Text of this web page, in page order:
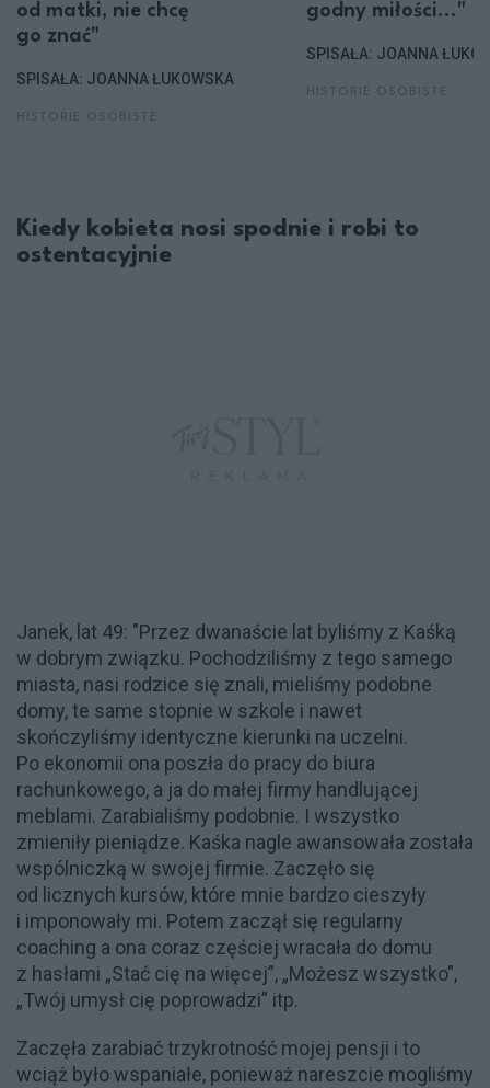
od matki, nie chcę
go znać"
SPISAŁA: JOANNA ŁUKOWSKA
godny miłości..."
SPISAŁA: JOANNA
Kiedy kobieta nosi spodnie i robi to
ostentacyjnie
Janek, lat 49: "Przez dwanaście lat byliśmy z Kaśką
w dobrym związku. Pochodziliśmy z tego samego
miasta, nasi rodzice się znali, mieliśmy podobne
domy, te same stopnie w szkole i nawet
skończyliśmy identyczne kierunki na uczelni.
Po ekonomii ona poszła do pracy do biura
rachunkowego, a ja do małej firmy handlującej
meblami. Zarabialiśmy podobnie. I wszystko
zmieniły pieniądze. Kaśka nagle awansowała została
wspólniczką w swojej firmie. Zaczęło się
od licznych kursów, które mnie bardzo cieszyły
i imponowały mi. Potem zaczął się regularny
coaching a ona coraz częściej wracała do domu
z hasłami „Stać cię na więcej”, „Możesz wszystko”,
„Twój umysł cię poprowadzi” itp.
Zaczęła zarabiać trzykrotność mojej pensji i to
wciąż było wspaniałe, ponieważ nareszcie mogliśmy